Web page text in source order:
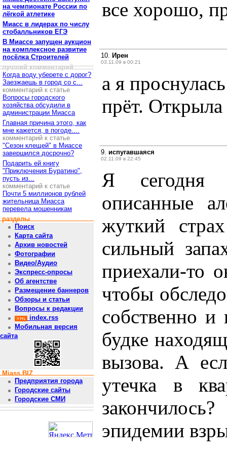
на чемпионате России по
лёгкой атлетике
Миасс в лидерах по числу
стобалльников ЕГЭ
В Миассе запущен аукцион
на комплексное развитие
посёлка Строителей
лучший комментарий
Когда воду уберете с дорог?
Заезжаешь в город со с...
комментарий к статье
Вопросы городского
хозяйства обсудили в
администрации Миасса
Главная причина этого, как
мне кажется, в погоде....
комментарий к статье
"Сезон клещей" в Миассе
завершился досрочно?
Подарить ей книгу
"Приключения Буратино",
пусть из...
комментарий к статье
Почти 5 миллионов рублей
жительница Миасса
перевела мошенникам
разделы
Поиск
Карта сайта
Архив новостей
Фотографии
Видео/Аудио
Экспресс-опросы
Об агентстве
Размещение баннеров
Обзоры и статьи
Вопросы к редакции
index.rss
Мобильная версия
сайта
Miass.BIZ
Предприятия города
Городские сайты
Городские СМИ
все хорошо,
10. Ирен
03.11.09 в 00:21
а я
прёт. Открыла
9. испугавшаяся
02.11.09 в 22:45
Я сегодня
описанные
жуткий
сильный
приехали-то
чтобы
собственно и
будке
вызова. А
утечка в
эпидемии